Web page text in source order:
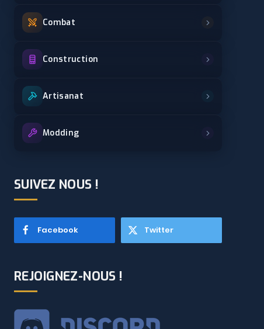
Combat
Construction
Artisanat
Modding
SUIVEZ NOUS !
Facebook Twitter
REJOIGNEZ-NOUS !